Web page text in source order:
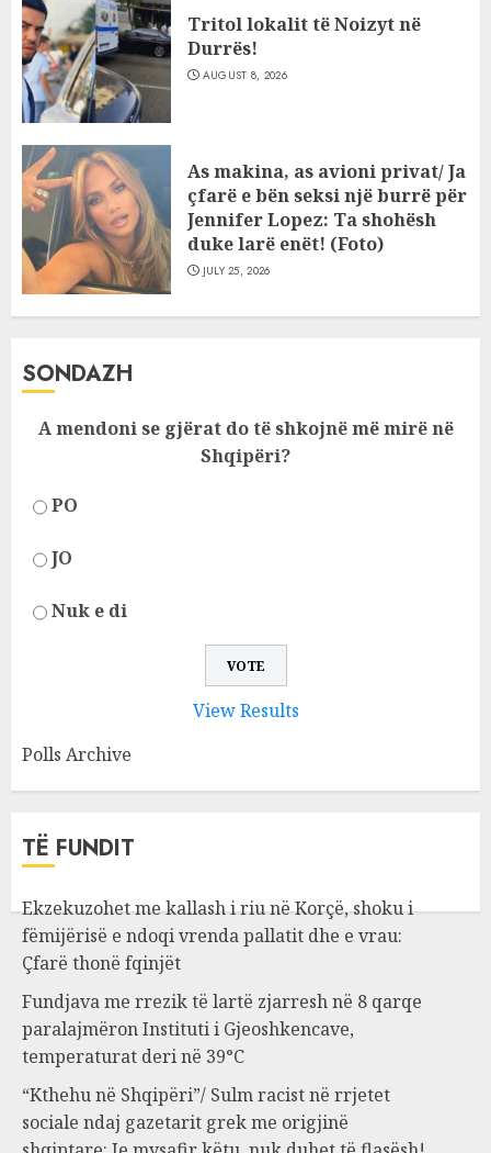
Tritol lokalit të Noizyt në
Durrës!
AUGUST 8, 2026
As makina, as avioni privat/ Ja
çfarë e bën seksi një burrë për
Jennifer Lopez: Ta shohësh
duke larë enët! (Foto)
JULY 25, 2026
SONDAZH
A mendoni se gjërat do të shkojnë më mirë në
Shqipëri?
PO
JO
Nuk e di
View Results
Polls Archive
TË FUNDIT
Ekzekuzohet me kallash i riu në Korçë, shoku i
fëmijërisë e ndoqi vrenda pallatit dhe e vrau:
Çfarë thonë fqinjët
Fundjava me rrezik të lartë zjarresh në 8 qarqe
paralajmëron Instituti i Gjeoshkencave,
temperaturat deri në 39°C
“Kthehu në Shqipëri”/ Sulm racist në rrjetet
sociale ndaj gazetarit grek me origjinë